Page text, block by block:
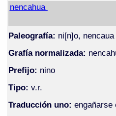
nencahua
Paleografía: ni[n]o, nencaua
Grafía normalizada:
Prefijo: nino
Tipo: v.r.
Traducción uno: engañarse